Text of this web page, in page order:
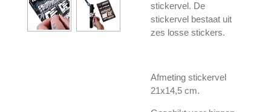
stickervel. De
stickervel bestaat uit
zes losse stickers.
Afmeting stickervel
21x14,5 cm.